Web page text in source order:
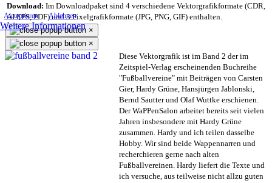
Akzeptieren Ablehnen
Weitere Informationen
Download: Im Downloadpaket sind 4 verschiedene Vektorgrafikformate (CDR,
AI EPS, PDF) und 3 Pixelgrafikformate (JPG, PNG, GIF) enthalten.
×
×
Diese Vektorgrafik ist im Band 2 der im
Zeitspiel-Verlag erscheinenden Buchreihe
"Fußballvereine" mit Beiträgen von Carsten
Gier, Hardy Grüne, Hansjürgen Jablonski,
Bernd Sautter und Olaf Wuttke erschienen.
Der WaPPenSalon arbeitet bereits seit vielen
Jahren insbesondere mit Hardy Grüne
zusammen. Hardy und ich teilen dasselbe
Hobby. Wir sind beide Wappennarren und
recherchieren gerne nach alten
Fußballvereinen. Hardy liefert die Texte und
ich versuche, aus teilweise nicht allzu guten